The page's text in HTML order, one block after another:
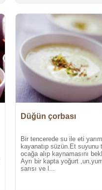
Düğün çorbası
Bir tencerede su ile eti
kayanatıp süzün.Et suyunu
ocağa alıp kaynamasını
Ayrı bir kapta yoğurt
sarısı ve l...